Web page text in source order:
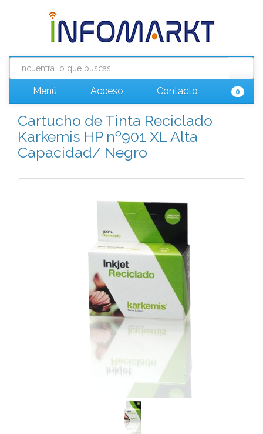
Menú Acceso Contacto 0
Cartucho de Tinta Reciclado
Karkemis HP nº901 XL Alta
Capacidad/ Negro